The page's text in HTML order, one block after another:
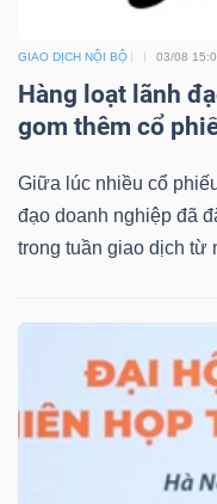
GIAO DỊCH NỘI BỘ 03/08
Hàng loạt lãnh
gom thêm cổ
Giữa lúc nhiều cổ
đạo doanh nghiệp đã
trong tuần giao dịch từ